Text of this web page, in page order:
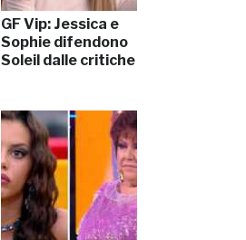
GF Vip: Jessica e
Sophie difendono
Soleil dalle critiche